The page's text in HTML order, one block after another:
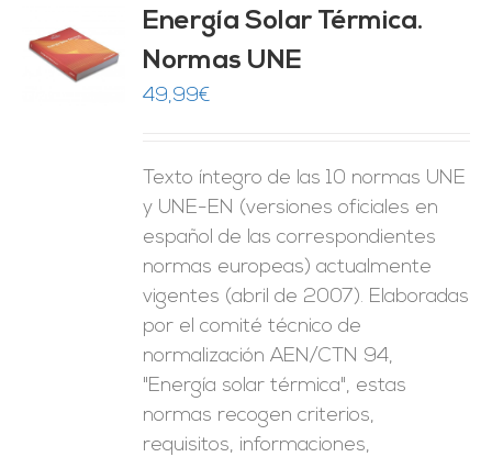
Energía Solar Térmica.
Normas UNE
49,99€
Texto íntegro de las 10 normas UNE
y UNE-EN (versiones oficiales en
español de las correspondientes
normas europeas) actualmente
vigentes (abril de 2007). Elaboradas
por el comité técnico de
normalización AEN/CTN 94,
"Energía solar térmica", estas
normas recogen criterios,
requisitos, informaciones,